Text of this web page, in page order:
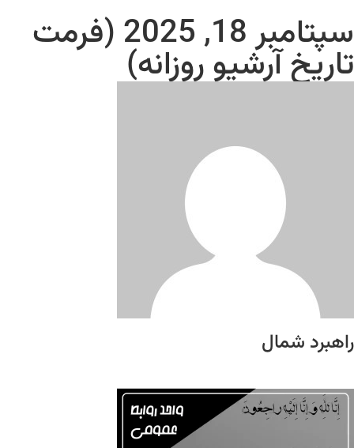
سپتامبر 18, 2025 (فرمت
تاریخ آرشیو روزانه)
راهبرد شمال